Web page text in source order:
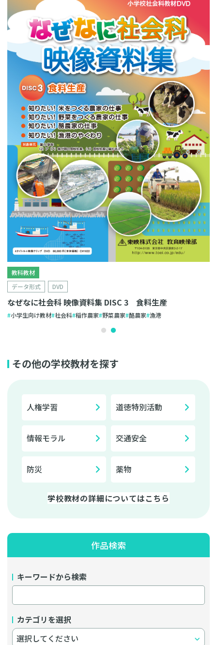
教科教材
データ形式
DVD
なぜなに社会科 映像資料集 DISC 3 食料生産
小学生向け教材 社会科 稲作農家 野菜農家 酪農家 漁港
その他の学校教材を探す
人権学習 道徳特別活動
情報モラル 交通安全
防災 薬物
学校教材の詳細についてはこちら
作品検索
キーワードから検索
カテゴリを選択